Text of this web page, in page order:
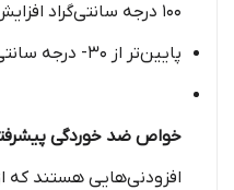
100 درجه سانتی‌گراد
پایین‌تر از 30- درجه سانتی‌گراد کاهش دهد.
خواص ضد خوردگی
افزودنی‌هایی هستند که